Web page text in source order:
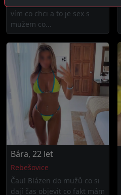
vím co chci a to je sex s
mužem co...
Bára, 22 let
Rebešovice
Čau! Blázen do mužů co si
dají čas objevit co fakt mám